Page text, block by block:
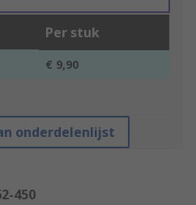
Per stuk
€ 9,90
onderdelenlijst
450